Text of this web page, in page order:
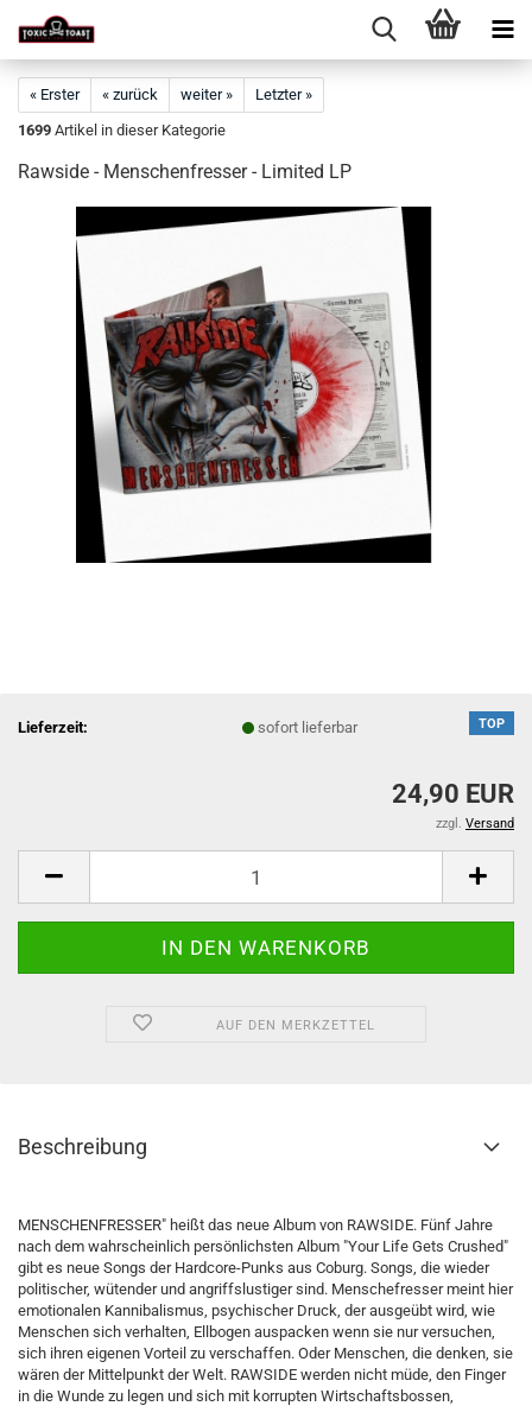
« Erster « zurück weiter »
Letzter »
1699 Artikel in dieser Kategorie
Rawside - Menschenfresser - Limited LP
TOP
Lieferzeit: sofort lieferbar
24,90 EUR
zzgl. Versand
AUF DEN MERKZETTEL
Beschreibung
MENSCHENFRESSER" heißt das neue Album von RAWSIDE. Fünf Jahre
nach dem wahrscheinlich persönlichsten Album "Your Life Gets Crushed"
gibt es neue Songs der Hardcore-Punks aus Coburg. Songs, die wieder
politischer, wütender und angriffslustiger sind. Menschefresser meint hier
emotionalen Kannibalismus, psychischer Druck, der ausgeübt wird, wie
Menschen sich verhalten, Ellbogen auspacken wenn sie nur versuchen,
sich ihren eigenen Vorteil zu verschaffen. Oder Menschen, die denken, sie
wären der Mittelpunkt der Welt. RAWSIDE werden nicht müde, den Finger
in die Wunde zu legen und sich mit korrupten Wirtschaftsbossen,